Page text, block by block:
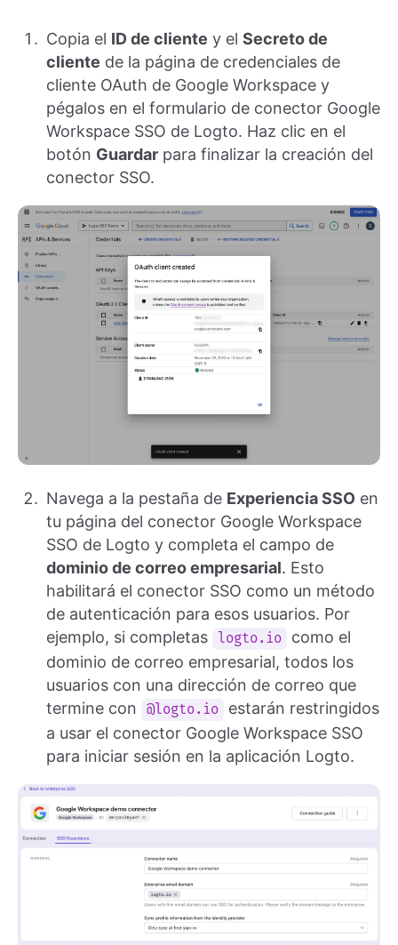
Copia el ID de cliente y el Secreto de
cliente de la página de credenciales de
cliente OAuth de Google Workspace y
pégalos en el formulario de conector Google
Workspace SSO de Logto. Haz clic en el
botón Guardar para finalizar la creación del
conector SSO.
Navega a la pestaña de Experiencia SSO en
tu página del conector Google Workspace
SSO de Logto y completa el campo de
dominio de correo empresarial. Esto
habilitará el conector SSO como un método
de autenticación para esos usuarios. Por
ejemplo, si completas
logto.io
como el
dominio de correo empresarial, todos los
usuarios con una dirección de correo que
termine con
@logto.io
estarán restringidos
a usar el conector Google Workspace SSO
para iniciar sesión en la aplicación Logto.